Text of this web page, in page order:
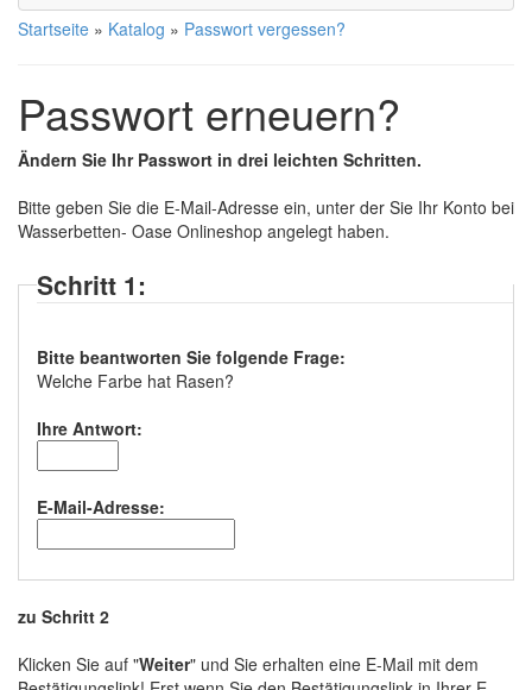
Startseite » Katalog » Passwort vergessen?
Passwort erneuern?
Ändern Sie Ihr Passwort in drei leichten Schritten.
Bitte geben Sie die E-Mail-Adresse ein, unter der Sie Ihr Konto bei
Wasserbetten- Oase Onlineshop angelegt haben.
Schritt 1:
Bitte beantworten Sie folgende Frage:
Welche Farbe hat Rasen?
Ihre Antwort:
E-Mail-Adresse:
zu Schritt 2
Klicken Sie auf "Weiter" und Sie erhalten eine E-Mail mit dem